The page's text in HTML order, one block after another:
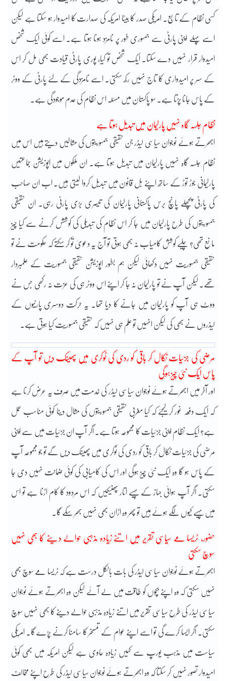
کسی نظام کے تابع۔ امریکی صدر کا بیٹا امریکہ کی صدارت کا امیدوار ہو سکتا ہے لیکن
اسے پہلے اپنی پارٹی سے جمہوری طور پر نامزد ہونا ہوتا ہے۔ اسے کوئی ایک شخص
امیدوار قرار نہیں دے سکتا۔ ایک شخص تو کیا، پوری پارٹی قیادت بھی مل کر اس
کے سر پر امیدواری کا تاج نہیں رکھ سکتی۔ اسے نامزدگی کے لئے پارٹی کے ووٹر
کے پاس جانا پڑتا ہے۔ سو پاکستان میں مسئلہ اس نظام کی عدم موجودگی ہے۔
نظام جلسہ گاہ نہیں پارلیمان میں تبدیل ہوتا ہے
ابھرتے ہوئے نوجوان سیاسی لیڈر جن حقیقی جمہوریتوں کی مثالیں دیتے ہیں اس میں
نظام جلسہ گاہ نہیں پارلیمان میں تبدیل ہوتا ہے۔ ان ملکوں میں اپوزیشن جماعتیں
پارلیمانی جوڑ توڑ کے ساتھ اپنے بل قانون میں تبدیل کروا لیتی ہیں۔ اب ان صاحب
کی پارٹی پچھلے پانچ برس پاکستانی پارلیمان کی تیسری بڑی پارٹی رہی۔ ان حقیقی
جمہوریتوں کی طرح پارلیمان میں جا کر اس نظام کی تبدیلی کی کوششس کرنے سے کیا چیز
مانع تھی؟ چلیے کوشش کامیاب نہ بھی ہوتی تو آج یہ دعویٰ تو کر سکتے کہ حکومت نے تو
حقیقی جمہوریت نہیں دکھائی لیکن ہم بطور اپوزیشن حقیقی جمہوریت کے علمبردار
تھے۔ لیکن آپ نے تو پارلیمان نہ جا کر اپنے اس ووٹر ہی کی عزت نہ رکھی جس نے
ووٹ ہی آپ کو پارلیمان میں جانے کا دیا تھا۔ یہ حرکت دوسری پارٹیوں کے
لیڈروں نے بھی کی لیکن انہیں تو علم ہی نہیں کہ حقیقی جمہوریت کیا ہوتی ہے۔
مرضی کی جزئیات نکال کر باقی کو ردی کی ٹوکری میں پھینک دیں تو آپ کے
پاس ایک نئی چیز ہوگی
اور آخر میں ابھرتے ہوئے نوجوان سیاسی لیڈر کی خدمت میں صرف یہ عرض کرنا ہے
کہ ایک دفعہ غور کر لیجئے کہ کیا مغربی حقیقی جمہوریتوں کی مثال دینا کوئی مناسب عمل
ہے؟ ایک نظام اپنی جزئیات کا مجموعہ ہوتا ہے۔ اگر آپ ان جزئیات میں سے اپنی
مرضی کی جزئیات نکال کر باقی کو ردی کی ٹوکری میں پھینک دیں گے تو جو مجموعہ آپ
کے پاس ہو گا وہ ایک نئی چیز ہوگی اور اس کی کامیابی کی کوئی ضمانت نہیں دی جا
سکتی۔ اگر آپ ہوائی جہاز کے پہیے اتار پھنیکیں کہ اس مردود کا کام اڑنا ہے تو اس
میں پہیے کیوں لگے ہوئے ہیں تو پھر وہ اڑان بھی نہیں بھر سکے گا۔
حضور، ٹریسا مے سیاسی تقریر میں اتنے زیادہ مذہبی حوالے دینے کا بھی نہیں
سوچ سکتی
ابھرتے ہوئے نوجوان سیاسی لیڈر کی بات بالکل درست ہے کہ ٹریسا مے سوچ بھی
نہیں سکتی کہ وہ اپنے بچوں کو طاقت میں لے آئے لیکن وہ ابھرتے ہوئے نوجوان
سیاسی لیڈر کی طرح سیاسی تقریر میں اتنے زیادہ مذہبی حوالے دینے کا بھی نہیں سوچ
سکتی۔ اگر ایسا کرے گی تو اسے اپنے عوام کے تمسخر کا سامنا کرنے پڑے گا۔ امریکی
سیاست میں مذہب یورپ سے کہیں زیادہ حاوی ہے لیکن امریکہ میں بھی کوئی
امیدوار تصور نہیں کر سکتا کہ وہ ابھرتے ہوئے نوجوان سیاسی لیڈر کی طرح اپنے مخالف